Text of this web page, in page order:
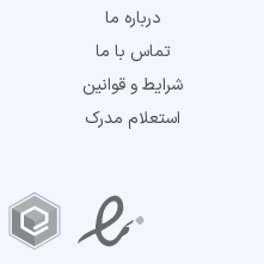
درباره ما
تماس با ما
شرایط و قوانین
استعلام مدرک